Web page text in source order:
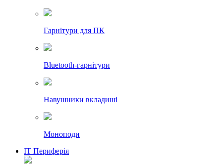
Гарнітури для ПК
Bluetooth-гарнітури
Навушники вкладиші
Моноподи
IT Периферія